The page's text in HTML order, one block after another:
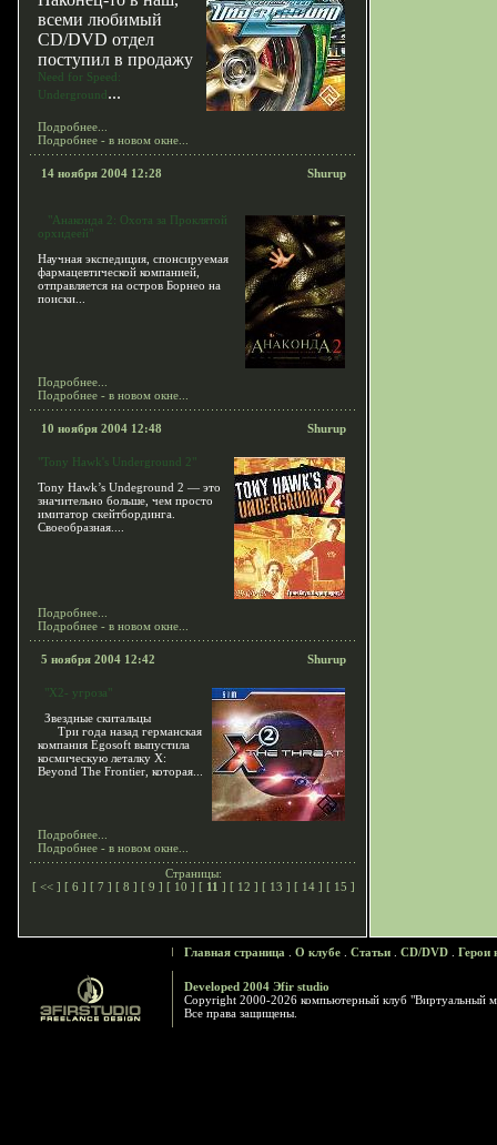
всеми любимый
CD/DVD отдел
поступил в продажу
Need for Speed:
Underground...
Подробнее...
Подробнее - в новом окне...
14 ноября 2004 12:28 Shurup
"Анаконда 2: Охота за Проклятой
орхидеей"
Научная экспедиция, спонсируемая
фармацевтической компанией,
отправляется на остров Борнео на
поиски...
Подробнее...
Подробнее - в новом окне...
10 ноября 2004 12:48 Shurup
"Tony Hawk's Underground 2"
Tony Hawk’s Undeground 2 — это
значительно больше, чем просто
имитатор скейтбординга.
Своеобразная....
Подробнее...
Подробнее - в новом окне...
5 ноября 2004 12:42 Shurup
"X2- угроза"
Звездные скитальцы
Три года назад германская
компания Egosoft выпустила
космическую леталку X:
Beyond The Frontier, которая...
Подробнее...
Подробнее - в новом окне...
Страницы:
[ << ] [ 6 ] [ 7 ] [ 8 ] [ 9 ] [ 10 ] [ 11 ] [ 12 ] [ 13 ] [ 14 ] [ 15 ]
Главная страница О клубе Статьи CD/DVD Герои
Developed 2004 Эfir studio
Copyright 2000-2026 компьютерный клуб "Виртуальный
Все права защищены.